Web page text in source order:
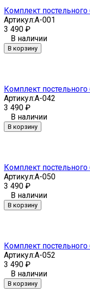
Комплект
Артикул:A-001
3 490 ₽
В наличии
В корзину
Комплект
Артикул:A-042
3 490 ₽
В наличии
В корзину
Комплект
Артикул:A-050
3 490 ₽
В наличии
В корзину
Комплект
Артикул:A-052
3 490 ₽
В наличии
В корзину